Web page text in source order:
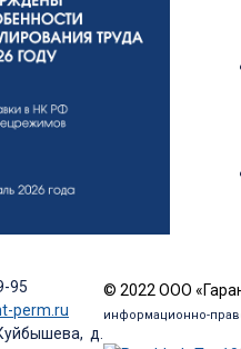
95
perm.ru
д.
© 2022 ООО
информационно-